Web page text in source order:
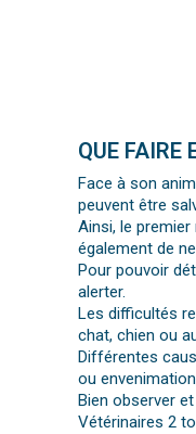
QUE FAIRE
Face à son
peuvent être
Ainsi, le
également de
Pour pouvoir
alerter.
Les difficultés
chat, chien ou
Différentes
ou
Bien observer
Vétérinaires 2